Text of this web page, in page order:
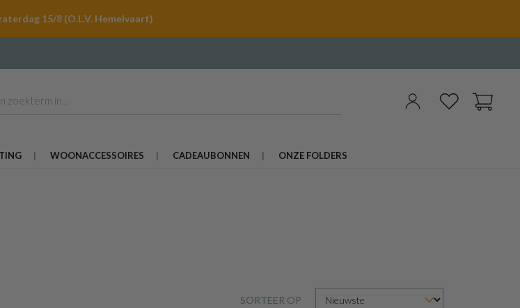
15/8 (O.L.V. Hemelvaart)
WOONACCESSOIRES CADEAUBONNEN ONZE FOLDERS
SORTEER OP